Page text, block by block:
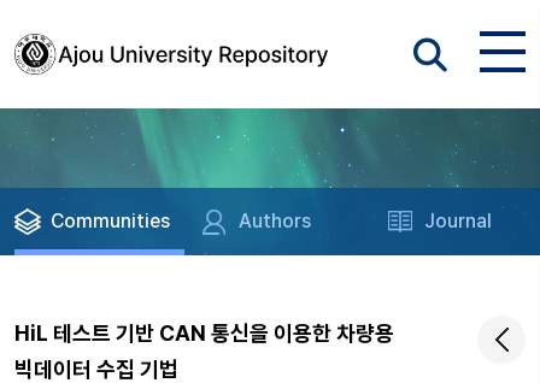
Communities Authors Journal
HiL 테스트 기반 CAN 통신을 이용한 차량용
빅데이터 수집 기법